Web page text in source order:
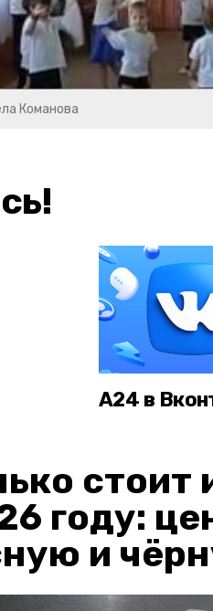
Команова
А24 в
стоит
году:
и